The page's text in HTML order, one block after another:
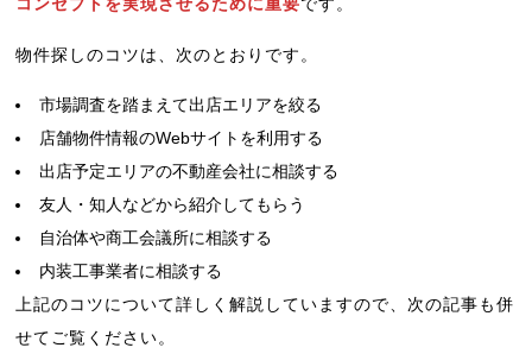
コンセプトを実現させるために重要です。
物件探しのコツは、次のとおりです。
市場調査を踏まえて出店エリアを絞る
店舗物件情報のWebサイトを利用する
出店予定エリアの不動産会社に相談する
友人・知人などから紹介してもらう
自治体や商工会議所に相談する
内装工事業者に相談する
上記のコツについて詳しく解説していますので、次の記事も併
せてご覧ください。